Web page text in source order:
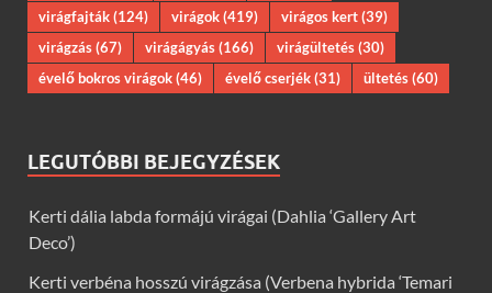
virágfajták(124) virágok(419) virágos kert(39)
virágzás(67) virágágyás(166) virágültetés(30)
évelő bokros virágok(46) évelő cserjék(31) ültetés(60)
LEGUTÓBBI BEJEGYZÉSEK
Kerti dália labda formájú virágai (Dahlia ‘Gallery Art
Deco’)
Kerti verbéna hosszú virágzása (Verbena hybrida ‘Temari